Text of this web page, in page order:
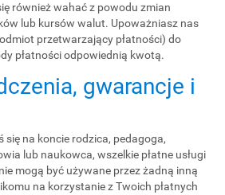
również wahać z powodu zmian
lub kursów walut. Upoważniasz nas
przetwarzający płatności) do
płatności odpowiednią kwotą.
gwarancje i
się na koncie rodzica, pedagoga,
lub naukowca, wszelkie płatne usługi
mogą być używane przez żadną inną
na korzystanie z Twoich płatnych